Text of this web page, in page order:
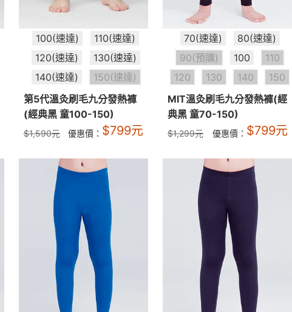
100(速達)
110(速達)
120(速達)
130(速達)
140(速達)
150(速達)
第5代溫灸刷毛九分發熱褲
(經典黑 童100-150)
$1,590元 優惠價： $799元
70(速達)
80(速達)
90(預購)
100
110
120
130 140
150
MIT溫灸刷毛九分發熱褲(經
典黑 童70-150)
$1,299元 優惠價： $799元